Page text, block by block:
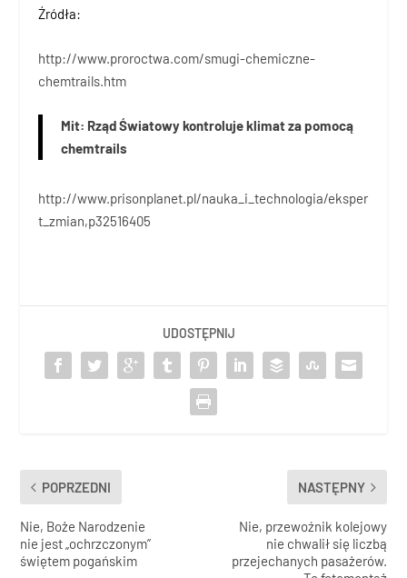
Źródła:
http://www.proroctwa.com/smugi-chemiczne-
chemtrails.htm
Mit: Rząd Światowy kontroluje klimat za pomocą
chemtrails
http://www.prisonplanet.pl/nauka_i_technologia/eksper
t_zmian,p32516405
UDOSTĘPNIJ
POPRZEDNI
Nie, Boże Narodzenie
nie jest „ochrzczonym”
świętem pogańskim
NASTĘPNY
Nie, przewoźnik kolejowy
nie chwalił się liczbą
przejechanych pasażerów.